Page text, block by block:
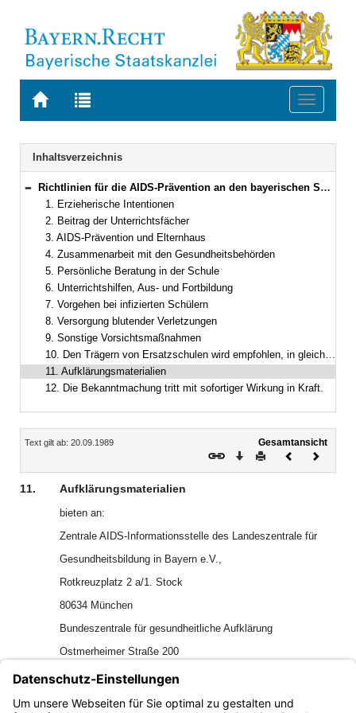
Zur
BAYERN.RECHT
Zur
letzten
Suche
Toggle
Navigation
Inhaltsverzeichnis
Bereich reduzieren
Richtlinien für die AIDS-Prävention an den bayerischen Schulen
1. Erzieherische Intentionen
2. Beitrag der Unterrichtsfächer
3. AIDS-Prävention und Elternhaus
4. Zusammenarbeit mit den Gesundheitsbehörden
5. Persönliche Beratung in der Schule
6. Unterrichtshilfen, Aus- und Fortbildung
7. Vorgehen bei infizierten Schülern
8. Versorgung blutender Verletzungen
9. Sonstige Vorsichtsmaßnahmen
10. Den Trägern von Ersatzschulen wird empfohlen, in gleicher Weise zu verfahren.
11. Aufklärungsmaterialien
12. Die Bekanntmachung tritt mit sofortiger Wirkung in Kraft.
Inhalt
Text gilt ab: 20.09.1989
Gesamtansicht
Download
DruckenVorheriges
11. Aufklärungsmaterialien
bieten an:
Zentrale AIDS-Informationsstelle des Landeszentrale für
Gesundheitsbildung in Bayern e.V.,
Rotkreuzplatz 2 a/1. Stock
80634 München
Bundeszentrale für gesundheitliche Aufklärung
Ostmerheimer Straße 200
51109 Köln